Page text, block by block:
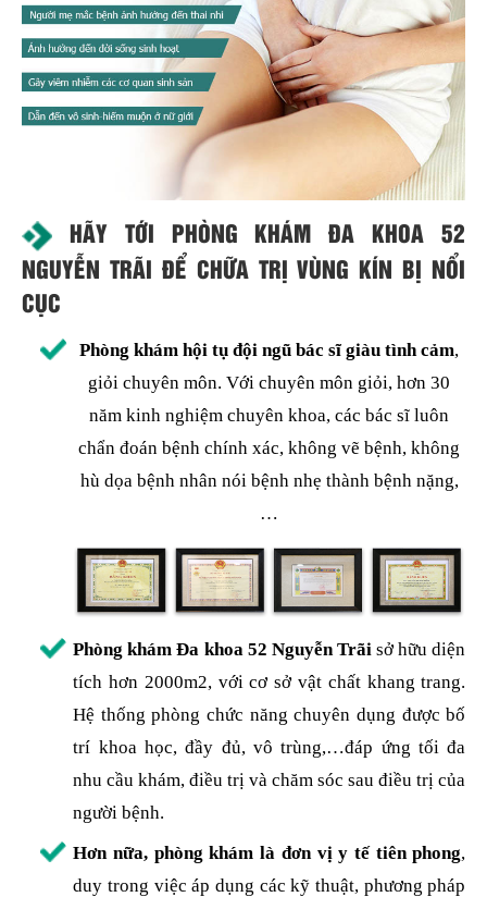
HÃY TỚI PHÒNG KHÁM ĐA KHOA 52
NGUYỄN TRÃI ĐỂ CHỮA TRỊ VÙNG KÍN BỊ NỔI
CỤC
Phòng khám hội tụ đội ngũ bác sĩ giàu tình cảm,
giỏi chuyên môn. Với chuyên môn giỏi, hơn 30
năm kinh nghiệm chuyên khoa, các bác sĩ luôn
chẩn đoán bệnh chính xác, không vẽ bệnh, không
hù dọa bệnh nhân nói bệnh nhẹ thành bệnh nặng,
…
Phòng khám Đa khoa 52 Nguyễn Trãisở hữu diện
tích hơn 2000m2, với cơ sở vật chất khang trang.
Hệ thống phòng chức năng chuyên dụng được bố
trí khoa học, đầy đủ, vô trùng,…đáp ứng tối đa
nhu cầu khám, điều trị và chăm sóc sau điều trị của
người bệnh.
Hơn nữa, phòng khám là đơn vị y tế tiên phong,
duy trong việc áp dụng các kỹ thuật, phương pháp